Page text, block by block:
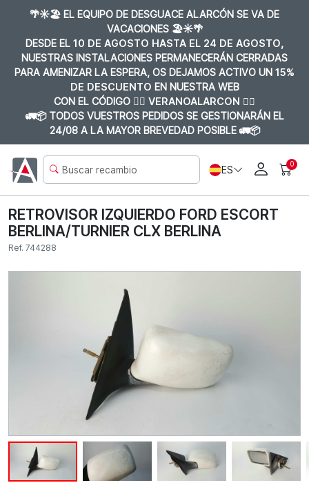
🌴☀️🏖️ EL EQUIPO DE DESGUACE ALARCÓN SE VA DE
VACACIONES 🏖️☀️🌴
DESDE EL 10 DE AGOSTO HASTA EL 24 DE AGOSTO,
NUESTRAS INSTALACIONES PERMANECERÁN CERRADAS
PARA AMENIZAR LA ESPERA, OS DEJAMOS ACTIVO UN 15%
DE DESCUENTO EN NUESTRA WEB
CON EL CÓDIGO 👉🏼 VERANOALARCON 👈🏼
🚛📦 TODOS VUESTROS PEDIDOS SE GESTIONARÁN EL
24/08 A LA MAYOR BREVEDAD POSIBLE 🚛📦
ES 0
RETROVISOR IZQUIERDO FORD ESCORT
BERLINA/TURNIER CLX BERLINA
Ref. 744288